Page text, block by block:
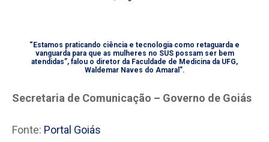
“Estamos praticando ciência e tecnologia como retaguarda e
vanguarda para que as mulheres no SUS possam ser bem
atendidas”, falou o diretor da Faculdade de Medicina da UFG,
Waldemar Naves do Amaral”.
Secretaria de Comunicação – Governo de Goiás
Fonte: Portal Goiás